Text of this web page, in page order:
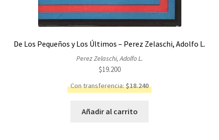
De Los Pequeños y Los Últimos – Perez Zelaschi, Adolfo L.
Perez Zelaschi, Adolfo L.
$19.200
Con transferencia:$18.240
Añadir al carrito